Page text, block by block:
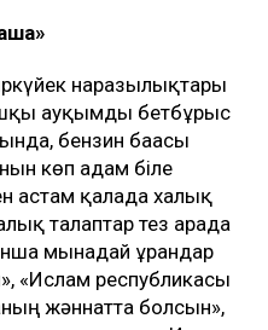
наразылықтары
ауқымды бетбұрыс
бензин бағасы
көп адам біле
астам қалада халық
талаптар тез арада
мынадай ұрандар
«Ислам республикасы
жәннатта болсын»,